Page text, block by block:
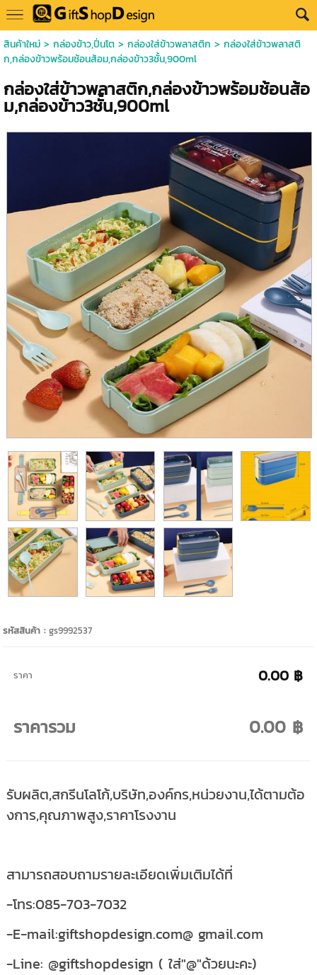
สินค้าใหม่> กล่องข้าว,ปิ่นโต> กล่องใส่ข้าวพลาสติก > กล่องใส่ข้าวพลาสติ
ก,กล่องข้าวพร้อมช้อนส้อม,กล่องข้าว3ชั้น,900ml
กล่องใส่ข้าวพลาสติก,กล่องข้าวพร้อมช้อนส้อ
ม,กล่องข้าว3ชั้น,900ml
รหัสสินค้า :gs9992537
ราคา 0.00 ฿
ราคารวม 0.00 ฿
รับผลิต,สกรีนโลโก้,บริษัท,องค์กร,หน่วยงาน,ได้ตามต้อ
งการ,คุณภาพสูง,ราคาโรงงาน
สามารถสอบถามรายละเอียดเพิ่มเติมได้ที่
-โทร:085-703-7032
-E-mail:giftshopdesign.com@ gmail.com
-Line: @giftshopdesign ( ใส่"@"ด้วยนะคะ)